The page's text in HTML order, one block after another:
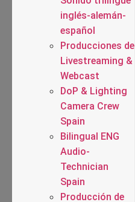
inglés-alemán-
español
Producciones de
Livestreaming &
Webcast
DoP & Lighting
Camera Crew
Spain
Bilingual ENG
Audio-
Technician
Spain
Producción de